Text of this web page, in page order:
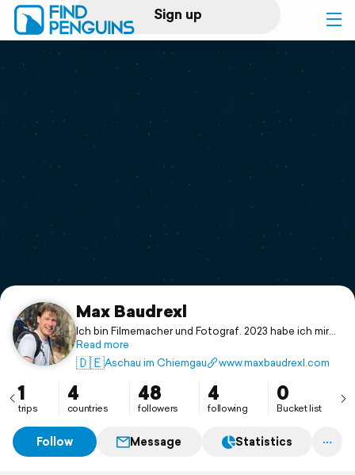
Sign up
Log in
Print a book
Flyover video
Support
Max Baudrexl
Ich bin Filmemacher und Fotograf. 2023 habe ich mir
den Sommer freigenommen, um Norwegen der Länge
nach zu Fuß zu durchqueren. 2700 km von Lindesnes
im Süden bis hoch zum Nordkap. Am 01.06. geht es
los…
Read more
🇩🇪Aschau im Chiemgau www.maxbaudrexl.com
1
trips
4
countries
48
followers
4
following
0
Bucket list
Follow Message Statistics